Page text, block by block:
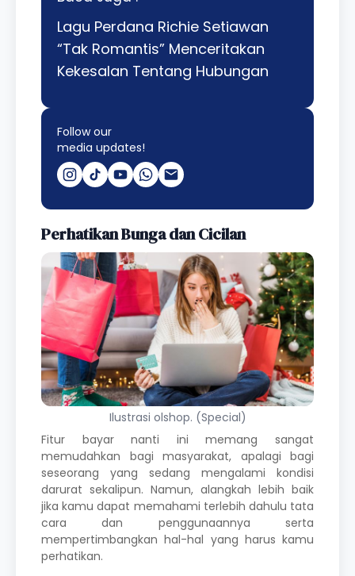
Lagu Perdana Richie Setiawan
“Tak Romantis” Menceritakan
Kekesalan Tentang Hubungan
Follow our
media updates!
Perhatikan Bunga dan Cicilan
Ilustrasi olshop. (Special)
Fitur bayar nanti ini memang sangat
memudahkan bagi masyarakat, apalagi bagi
seseorang yang sedang mengalami kondisi
darurat sekalipun. Namun, alangkah lebih baik
jika kamu dapat memahami terlebih dahulu tata
cara dan penggunaannya serta
mempertimbangkan hal-hal yang harus kamu
perhatikan.